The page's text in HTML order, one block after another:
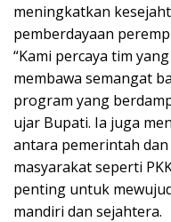
meningkatkan
pemberdayaan
“Kami percaya tim
membawa semangat
program yang
ujar Bupati. Ia juga
antara pemerintah
masyarakat seperti
penting untuk
mandiri dan sejahtera.